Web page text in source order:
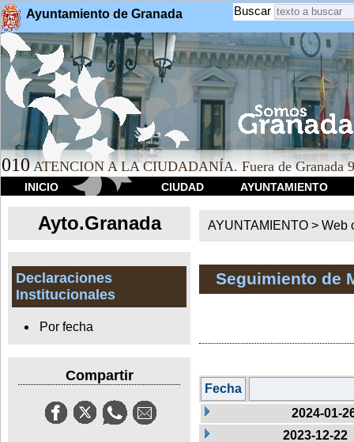
Ayuntamiento de Granada Buscar
010 ATENCION A LA CIUDADANÍA. Fuera de Granada
INICIO CIUDAD AYUNTAMIENTO
Ayto.Granada
Declaraciones
Institucionales
Por fecha
Compartir
AYUNTAMIENTO > Web
Seguimiento de
Fecha
2024-01-
2023-12-22